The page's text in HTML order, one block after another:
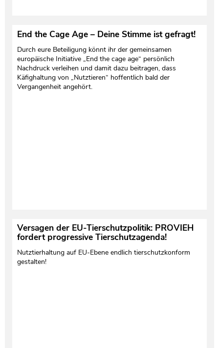
End the Cage Age – Deine Stimme ist gefragt!
Durch eure Beteiligung könnt ihr der gemeinsamen
europäische Initiative „End the cage age“ persönlich
Nachdruck verleihen und damit dazu beitragen, dass
Käfighaltung von „Nutztieren“ hoffentlich bald der
Vergangenheit angehört.
Versagen der EU-Tierschutzpolitik: PROVIEH
fordert progressive Tierschutzagenda!
Nutztierhaltung auf EU-Ebene endlich tierschutzkonform
gestalten!